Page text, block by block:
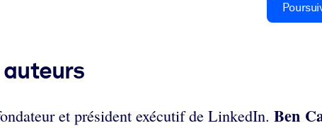
et président exécutif de LinkedIn. Ben